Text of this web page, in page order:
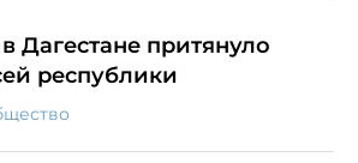
Дагестане притянуло
республики